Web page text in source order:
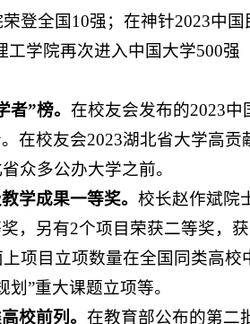
登全国10强；在神针2023中
学院再次进入中国大学500
”榜。 在校友会发布的2023
在校友会2023湖北省大学高
众多公办大学之前。
学成果一等奖。 校长赵作斌院
，另有2个项目荣获二等奖，
项目立项数量在全国同类高
”重大课题立项等。
校前列。 在教育部公布的第二